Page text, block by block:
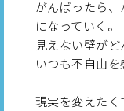
がんばったら
になっていく。
見えない壁がど
いつも不自由を
現実を変えたく